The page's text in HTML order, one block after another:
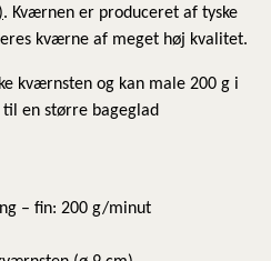
. Kværnen er produceret af tyske
kværne af meget høj kvalitet.
kværnsten og kan male 200 g i
en større bageglad
– fin: 200 g/minut